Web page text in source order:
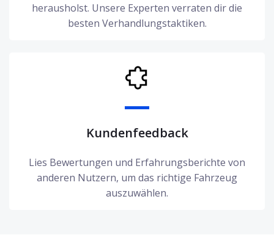
herausholst. Unsere Experten verraten dir die
besten Verhandlungstaktiken.
Kundenfeedback
Lies Bewertungen und Erfahrungsberichte von
anderen Nutzern, um das richtige Fahrzeug
auszuwählen.